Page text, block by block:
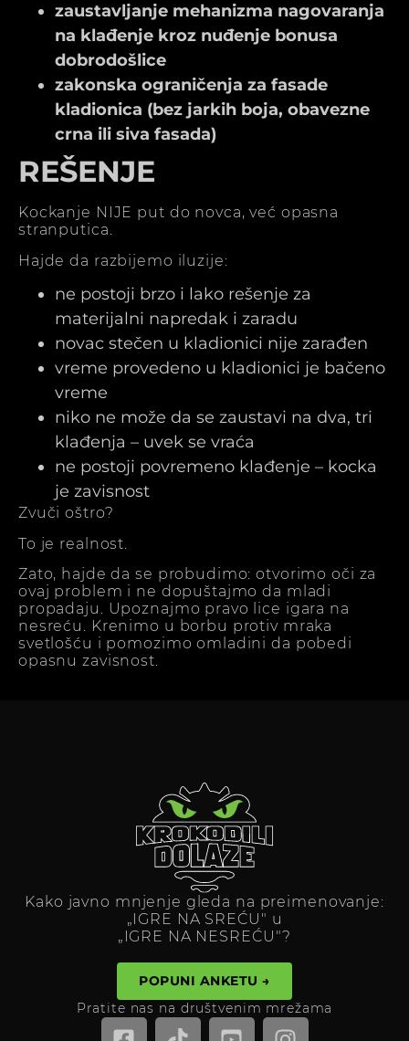
zaustavljanje mehanizma nagovaranja
na klađenje kroz nuđenje bonusa
dobrodošlice
zakonska ograničenja za fasade
kladionica (bez jarkih boja, obavezne
crna ili siva fasada)
REŠENJE
Kockanje NIJE put do novca, već opasna
stranputica.
Hajde da razbijemo iluzije:
ne postoji brzo i lako rešenje za
materijalni napredak i zaradu
novac stečen u kladionici nije zarađen
vreme provedeno u kladionici je bačeno
vreme
niko ne može da se zaustavi na dva, tri
klađenja – uvek se vraća
ne postoji povremeno klađenje – kocka
je zavisnost
Zvuči oštro?
To je realnost.
Zato, hajde da se probudimo: otvorimo oči za
ovaj problem i ne dopuštajmo da mladi
propadaju. Upoznajmo pravo lice igara na
nesreću. Krenimo u borbu protiv mraka
svetlošću i pomozimo omladini da pobedi
opasnu zavisnost.
Kako javno mnjenje gleda na preimenovanje:
„IGRE NA SREĆU" u
„IGRE NA NESREĆU"?
POPUNI ANKETU →
Pratite nas na društvenim mrežama